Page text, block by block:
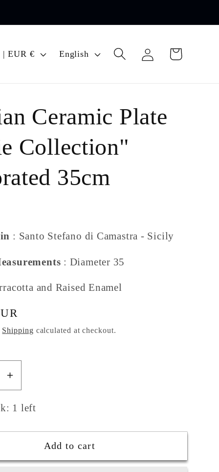
Italy | EUR €
L
u
a
g
English
Log
in
Cart
Ceramic Plate
Collection"
35cm
: Santo Stefano di Camastra - Sicily
: Diameter 35
and Raised Enamel
Shipping calculated at checkout.
Increase
quantity
for
Ceramic
&quot;Eolie
1 left
Add to cart